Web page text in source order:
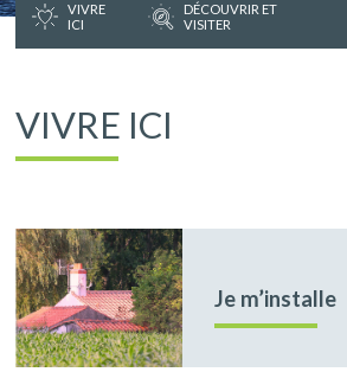
VIVRE
ICI
DÉCOUVRIR ET
VISITER
VIVRE ICI
Je m’installe